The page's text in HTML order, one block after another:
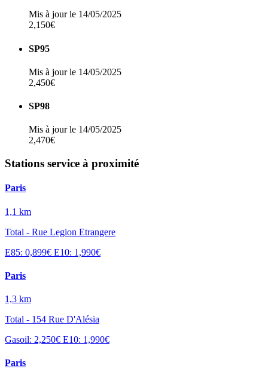
Mis à jour le 14/05/2025
2,150€
SP95
Mis à jour le 14/05/2025
2,450€
SP98
Mis à jour le 14/05/2025
2,470€
Stations service à proximité
Paris
1,1 km
Total - Rue Legion Etrangere
E85: 0,899€ E10: 1,990€
Paris
1,3 km
Total - 154 Rue D'Alésia
Gasoil: 2,250€ E10: 1,990€
Paris